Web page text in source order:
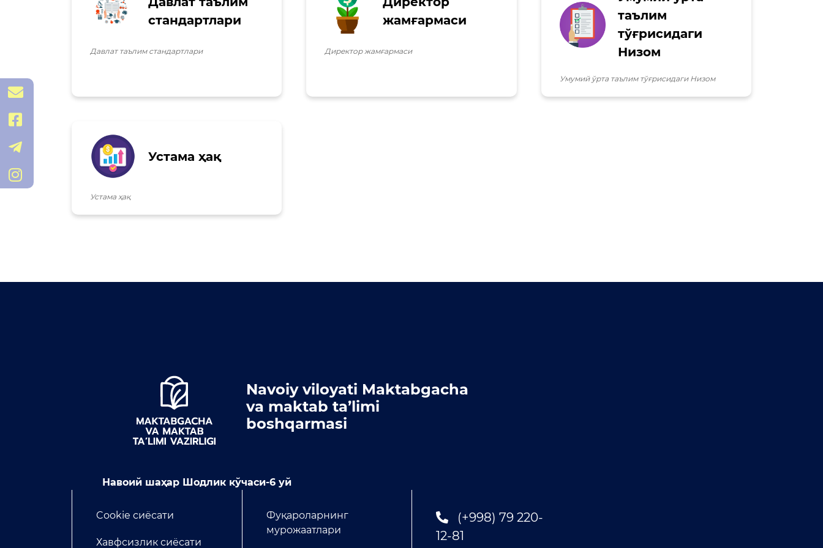
стандартлари
Давлат таълим стандартлари
жамғармаси
Директор жамғармаси
таълим
тўғрисидаги
Низом
Умумий ўрта таълим тўғрисидаги Низом
Устама ҳақ
Устама ҳақ
Navoiy viloyati Maktabgacha
va maktab ta’limi
boshqarmasi
Навоий шаҳар Шодлик кўчаси-6 уй
Cookie сиёсати
Хавфсизлик сиёсати
Фуқароларнинг
мурожаатлари
(+998) 79 220-
12-81
navoiy_mmtb@exat.uz
@mmtb
@navoiy_viloyat_mmtb
/MMTB